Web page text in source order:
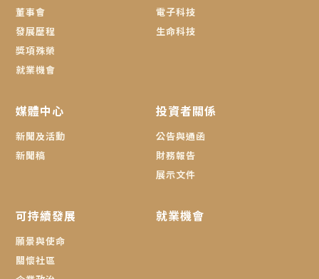
董事會
發展歷程
獎項殊榮
就業機會
電子科技
生命科技
媒體中心
新聞及活動
新聞稿
投資者關係
公告與通函
財務報告
展示文件
可持續發展
願景與使命
關懷社區
就業機會